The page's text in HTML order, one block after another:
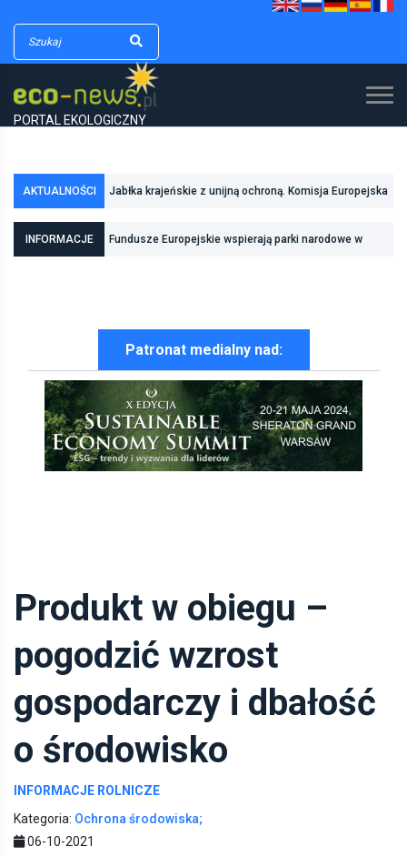
PORTAL EKOLOGICZNY
AKTUALNOŚCI Jabłka krajeńskie z unijną ochroną. Komisja Europejska
INFORMACJE
Fundusze Europejskie wspierają parki narodowe w
Patronat medialny nad:
Produkt w obiegu –
pogodzić wzrost
gospodarczy i dbałość
o środowisko
INFORMACJE ROLNICZE
Kategoria: Ochrona środowiska;
06-10-2021